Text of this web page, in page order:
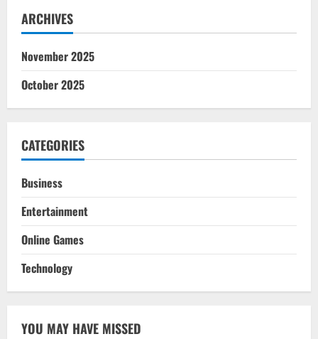
ARCHIVES
November 2025
October 2025
CATEGORIES
Business
Entertainment
Online Games
Technology
YOU MAY HAVE MISSED